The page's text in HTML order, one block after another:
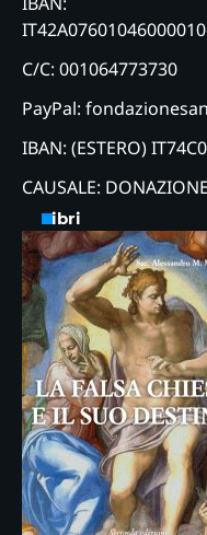
C/C: 001064773730
PayPal:
IBAN: (ESTERO)
CAUSALE: DONAZIONE
Libri